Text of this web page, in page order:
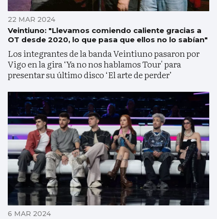
22 MAR 2024
Veintiuno: "Llevamos comiendo caliente gracias a
OT desde 2020, lo que pasa que ellos no lo sabían"
Los integrantes de la banda Veintiuno pasaron por
Vigo en la gira ‘Ya no nos hablamos Tour' para
presentar su último disco ‘El arte de perder’
6 MAR 2024